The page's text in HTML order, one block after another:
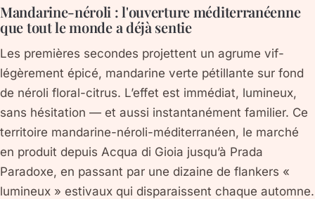
Mandarine-néroli : l'ouverture méditerranéenne
que tout le monde a déjà sentie
Les premières secondes projettent un agrume vif-
légèrement épicé, mandarine verte pétillante sur fond
de néroli floral-citrus. L’effet est immédiat, lumineux,
sans hésitation — et aussi instantanément familier. Ce
territoire mandarine-néroli-méditerranéen, le marché
en produit depuis Acqua di Gioia jusqu’à Prada
Paradoxe, en passant par une dizaine de flankers «
lumineux » estivaux qui disparaissent chaque automne.